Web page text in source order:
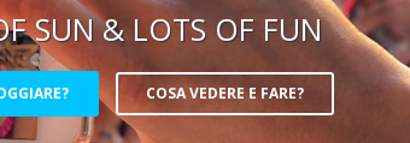
SUN & LOTS OF FUN
COSA VEDERE E FARE?